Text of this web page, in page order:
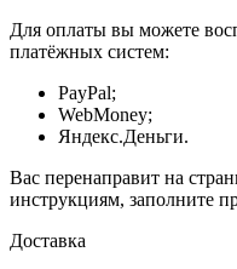
Для оплаты вы можете
платёжных систем:
PayPal;
WebMoney;
Яндекс.Деньги.
Вас перенаправит на
инструкциям, заполните
Доставка